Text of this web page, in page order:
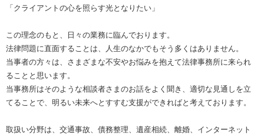
「クライアントの心を照らす光となりたい」
この理念のもと、日々の業務に臨んでおります。
法律問題に直面することは、人生のなかでもそう多くはありません。
当事者の方々は、さまざまな不安やお悩みを抱えて法律事務所に来られ
ることと思います。
当事務所はそのような相談者さまのお話をよく聞き、適切な見通しを立
てることで、明るい未来へとすすむ支援ができればと考えております。
取扱い分野は、交通事故、債務整理、遺産相続、離婚、インターネット